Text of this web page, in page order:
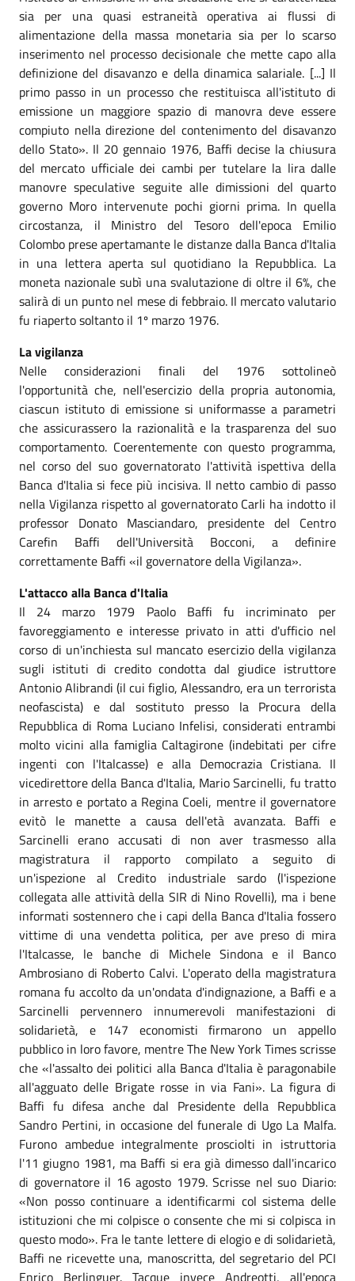
sia per una quasi estraneità operativa ai flussi di
alimentazione della massa monetaria sia per lo scarso
inserimento nel processo decisionale che mette capo alla
definizione del disavanzo e della dinamica salariale. [...] Il
primo passo in un processo che restituisca all'istituto di
emissione un maggiore spazio di manovra deve essere
compiuto nella direzione del contenimento del disavanzo
dello Stato». Il 20 gennaio 1976, Baffi decise la chiusura
del mercato ufficiale dei cambi per tutelare la lira dalle
manovre speculative seguite alle dimissioni del quarto
governo Moro intervenute pochi giorni prima. In quella
circostanza, il Ministro del Tesoro dell'epoca Emilio
Colombo prese apertamante le distanze dalla Banca d'Italia
in una lettera aperta sul quotidiano la Repubblica. La
moneta nazionale subì una svalutazione di oltre il 6%, che
salirà di un punto nel mese di febbraio. Il mercato valutario
fu riaperto soltanto il 1º marzo 1976.
La vigilanza
Nelle considerazioni finali del 1976 sottolineò
l'opportunità che, nell'esercizio della propria autonomia,
ciascun istituto di emissione si uniformasse a parametri
che assicurassero la razionalità e la trasparenza del suo
comportamento. Coerentemente con questo programma,
nel corso del suo governatorato l'attività ispettiva della
Banca d'Italia si fece più incisiva. Il netto cambio di passo
nella Vigilanza rispetto al governatorato Carli ha indotto il
professor Donato Masciandaro, presidente del Centro
Carefin Baffi dell'Università Bocconi, a definire
correttamente Baffi «il governatore della Vigilanza».
L'attacco alla Banca d'Italia
Il 24 marzo 1979 Paolo Baffi fu incriminato per
favoreggiamento e interesse privato in atti d'ufficio nel
corso di un'inchiesta sul mancato esercizio della vigilanza
sugli istituti di credito condotta dal giudice istruttore
Antonio Alibrandi (il cui figlio, Alessandro, era un terrorista
neofascista) e dal sostituto presso la Procura della
Repubblica di Roma Luciano Infelisi, considerati entrambi
molto vicini alla famiglia Caltagirone (indebitati per cifre
ingenti con l'Italcasse) e alla Democrazia Cristiana. Il
vicedirettore della Banca d'Italia, Mario Sarcinelli, fu tratto
in arresto e portato a Regina Coeli, mentre il governatore
evitò le manette a causa dell'età avanzata. Baffi e
Sarcinelli erano accusati di non aver trasmesso alla
magistratura il rapporto compilato a seguito di
un'ispezione al Credito industriale sardo (l'ispezione
collegata alle attività della SIR di Nino Rovelli), ma i bene
informati sostennero che i capi della Banca d'Italia fossero
vittime di una vendetta politica, per ave preso di mira
l'Italcasse, le banche di Michele Sindona e il Banco
Ambrosiano di Roberto Calvi. L'operato della magistratura
romana fu accolto da un'ondata d'indignazione, a Baffi e a
Sarcinelli pervennero innumerevoli manifestazioni di
solidarietà, e 147 economisti firmarono un appello
pubblico in loro favore, mentre The New York Times scrisse
che «l'assalto dei politici alla Banca d'Italia è paragonabile
all'agguato delle Brigate rosse in via Fani». La figura di
Baffi fu difesa anche dal Presidente della Repubblica
Sandro Pertini, in occasione del funerale di Ugo La Malfa.
Furono ambedue integralmente prosciolti in istruttoria
l'11 giugno 1981, ma Baffi si era già dimesso dall'incarico
di governatore il 16 agosto 1979. Scrisse nel suo Diario:
«Non posso continuare a identificarmi col sistema delle
istituzioni che mi colpisce o consente che mi si colpisca in
questo modo». Fra le tante lettere di elogio e di solidarietà,
Baffi ne ricevette una, manoscritta, del segretario del PCI
Enrico Berlinguer. Tacque invece Andreotti, all'epoca